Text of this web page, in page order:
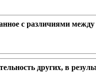
с различиями
других, в